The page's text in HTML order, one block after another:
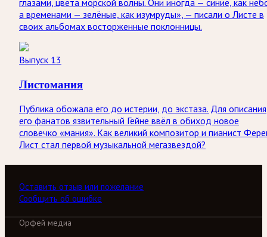
глазами, цвета морской волны. Они иногда — синие, как
а временами — зелёные, как изумруды», — писали о Листе в
своих альбомах восторженные поклонницы.
Выпуск 13
Листомания
Публика обожала его до истерии, до экстаза. Для описания
его фанатов язвительный Гейне ввёл в обиход новое
словечко «мания». Как великий композитор и пианист
Лист стал первой музыкальной мегазвездой?
Оставить отзыв или пожелание
Сообщить об ошибке
Орфей медиа